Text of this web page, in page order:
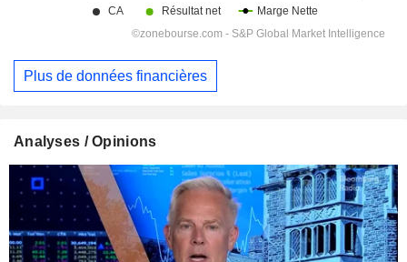
Plus de données financières
Analyses / Opinions